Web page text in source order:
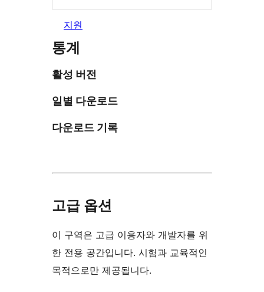
지원
통계
활성 버전
일별 다운로드
다운로드 기록
고급 옵션
이 구역은 고급 이용자와 개발자를 위
한 전용 공간입니다. 시험과 교육적인
목적으로만 제공됩니다.